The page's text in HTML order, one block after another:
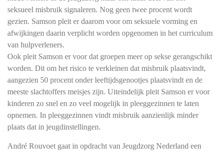
seksueel misbruik signaleren. Nog geen twee procent wordt
gezien. Samson pleit er daarom voor om seksuele vorming en
afwijkingen daarin verplicht worden opgenomen in het curriculum
van hulpverleners.
Ook pleit Samson er voor dat groepen meer op sekse gerangschikt
worden. Dit om het risico te verkleinen dat misbruik plaatsvindt,
aangezien 50 procent onder leeftijdsgenootjes plaatsvindt en de
meeste slachtoffers meisjes zijn. Uiteindelijk pleit Samson er voor
kinderen zo snel en zo veel mogelijk in pleeggezinnen te laten
opnemen. In pleeggezinnen vindt misbruik aanzienlijk minder
plaats dat in jeugdinstellingen.
André Rouvoet gaat in opdracht van Jeugdzorg Nederland een